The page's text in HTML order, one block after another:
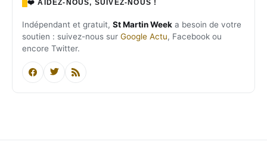
❤️ AIDEZ-NOUS, SUIVEZ-NOUS !
Indépendant et gratuit, St Martin Week a besoin de votre
soutien : suivez-nous sur Google Actu, Facebook ou
encore Twitter.